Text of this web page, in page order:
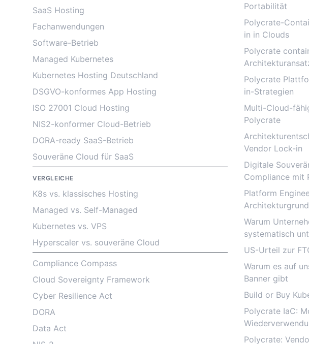
SaaS Hosting
Fachanwendungen
Software-Betrieb
Managed Kubernetes
Kubernetes Hosting Deutschland
DSGVO-konformes App Hosting
ISO 27001 Cloud Hosting
NIS2-konformer Cloud-Betrieb
DORA-ready SaaS-Betrieb
Souveräne Cloud für SaaS
VERGLEICHE
K8s vs. klassisches Hosting
Managed vs. Self-Managed
Kubernetes vs. VPS
Hyperscaler vs. souveräne Cloud
Compliance Compass
Cloud Sovereignty Framework
Cyber Resilience Act
DORA
Data Act
Portabilität
Polycrate-
in in Clouds
Polycrate
Polycrate
in-Strategien
Multi-Cloud-
Polycrate
Vendor Lock-in
Digitale
Compliance mit
Platform
Warum
systematisch
US-Urteil zur
Warum es auf
Banner gibt
Build or Buy
Polycrate IaC:
Polycrate: